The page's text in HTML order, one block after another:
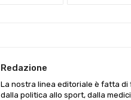
Redazione
La nostra linea editoriale è fatta
dalla politica allo sport, dalla